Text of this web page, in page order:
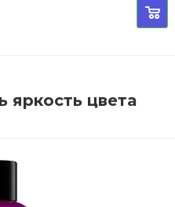
яркость цвета